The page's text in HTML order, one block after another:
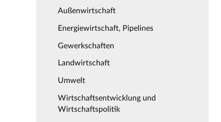
Außenwirtschaft
Energiewirtschaft, Pipelines
Gewerkschaften
Landwirtschaft
Umwelt
Wirtschaftsentwicklung und
Wirtschaftspolitik